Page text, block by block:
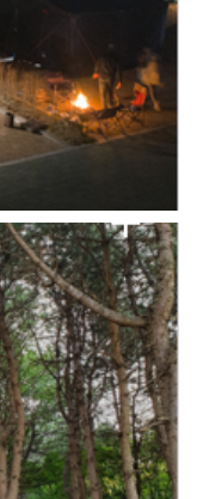
[6/1]전산시스템 점검 및 안정화에 따른 서비스 이용 제한 안내